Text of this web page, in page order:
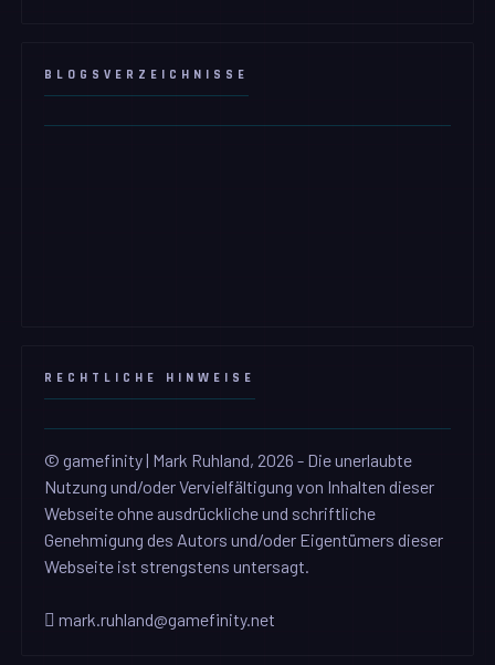
BLOGSVERZEICHNISSE
RECHTLICHE HINWEISE
© gamefinity | Mark Ruhland, 2026 - Die unerlaubte
Nutzung und/oder Vervielfältigung von Inhalten dieser
Webseite ohne ausdrückliche und schriftliche
Genehmigung des Autors und/oder Eigentümers dieser
Webseite ist strengstens untersagt.
mark.ruhland@gamefinity.net